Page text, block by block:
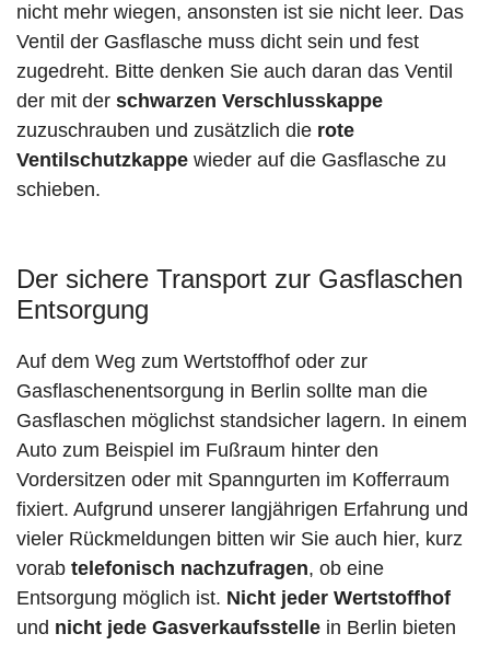
nicht mehr wiegen, ansonsten ist sie nicht leer. Das
Ventil der Gasflasche muss dicht sein und fest
zugedreht. Bitte denken Sie auch daran das Ventil
der mit der schwarzen Verschlusskappe
zuzuschrauben und zusätzlich die rote
Ventilschutzkappe wieder auf die Gasflasche zu
schieben.
Der sichere Transport zur Gasflaschen
Entsorgung
Auf dem Weg zum Wertstoffhof oder zur
Gasflaschenentsorgung in Berlin sollte man die
Gasflaschen möglichst standsicher lagern. In einem
Auto zum Beispiel im Fußraum hinter den
Vordersitzen oder mit Spanngurten im Kofferraum
fixiert. Aufgrund unserer langjährigen Erfahrung und
vieler Rückmeldungen bitten wir Sie auch hier, kurz
vorab telefonisch nachzufragen, ob eine
Entsorgung möglich ist. Nicht jeder Wertstoffhof
und nicht jede Gasverkaufsstelle in Berlin bieten